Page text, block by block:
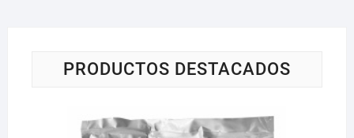
PRODUCTOS DESTACADOS